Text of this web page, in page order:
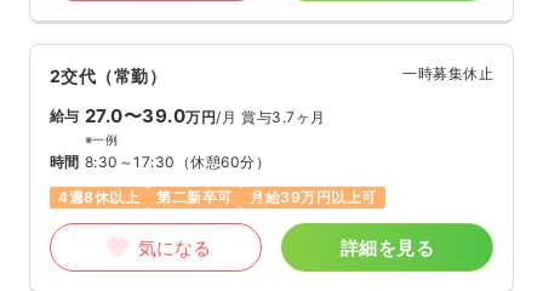
2交代（常勤） 一時募集休止
給与 27.0〜39.0万円/月 賞与3.7ヶ月
※一例
時間 8:30～17:30 （休憩60分）
4週8休以上
第二新卒可 月給39万円以上可
気になる 詳細を見る